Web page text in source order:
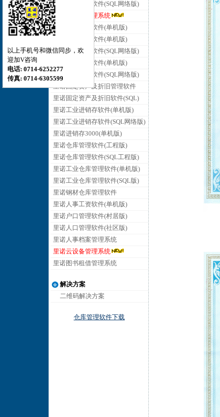
里诺合同管理软件(SQL网络版)
里诺云合同管理系统
里诺会员管理软件(单机版)
里诺销售管理软件(单机版)
里诺销售管理软件(SQL网络版)
里诺采购管理软件(单机版)
里诺采购管理软件(SQL网络版)
里诺固定资产及折旧管理软件
里诺固定资产及折旧软件(SQL)
里诺工业进销存软件(单机版)
里诺工业进销存软件(SQL网络版)
里诺进销存3000(单机版)
里诺仓库管理软件(工程版)
里诺仓库管理软件(SQL工程版)
里诺工业仓库管理软件(单机版)
里诺工业仓库管理软件(SQL版)
里诺钢材仓库管理软件
里诺人事工资软件(单机版)
里诺户口管理软件(村居版)
里诺人口管理软件(社区版)
里诺人事档案管理系统
里诺云设备管理系统
里诺图书租借管理系统
解决方案
二维码解决方案
仓库管理软件下载
以上手机号和微信同步，欢
迎加V咨询
电话: 0714-6252277
传真: 0714-6305599